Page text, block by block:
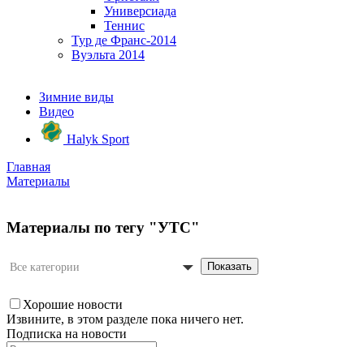
Универсиада
Теннис
Тур де Франс-2014
Вуэльта 2014
Зимние виды
Видео
Halyk Sport
Главная
Материалы
Материалы по тегу "УТС"
Все категории Показать
Хорошие новости
Извините, в этом разделе пока ничего нет.
Подписка на новости